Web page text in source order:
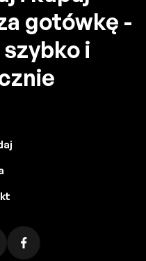
gotówkę -
i